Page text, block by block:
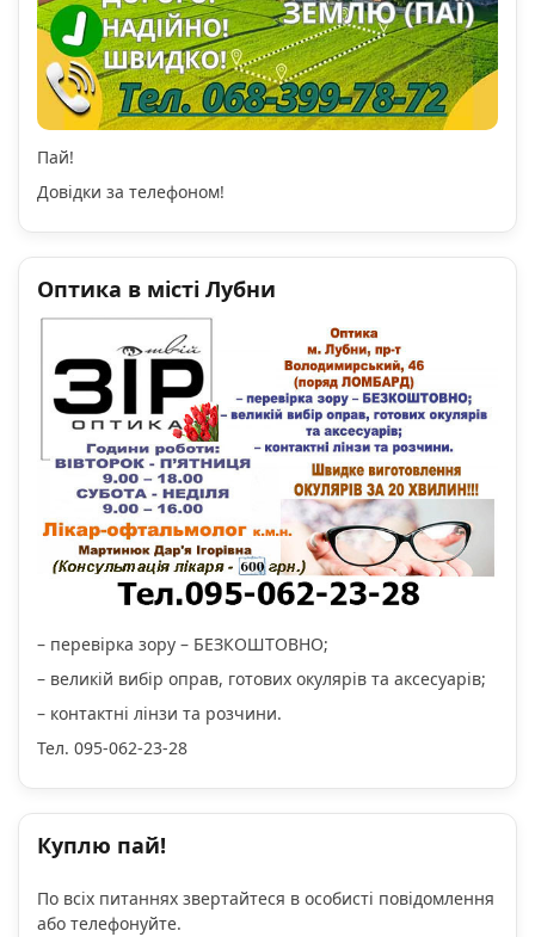
Пай!
Довідки за телефоном!
Оптика в місті Лубни
– перевірка зору – БЕЗКОШТОВНО;
– великій вибір оправ, готових окулярів та аксесуарів;
– контактні лінзи та розчини.
Тел. 095-062-23-28
Куплю пай!
По всіх питаннях звертайтеся в особисті повідомлення
або телефонуйте.